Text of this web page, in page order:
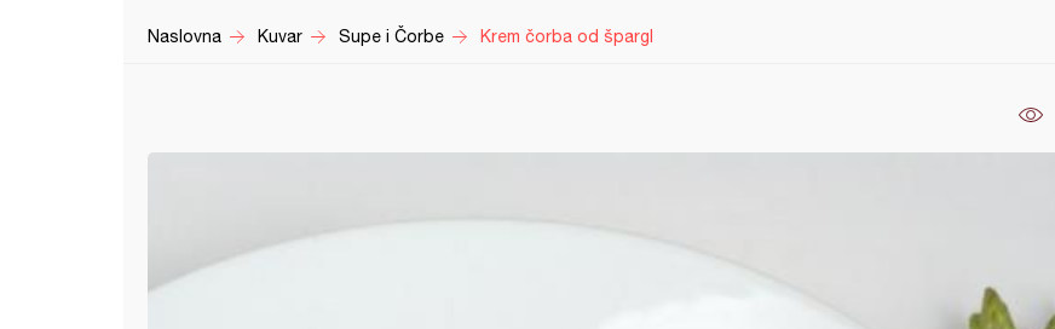
Naslovna Kuvar Supe i Čorbe Krem čorba od špargl